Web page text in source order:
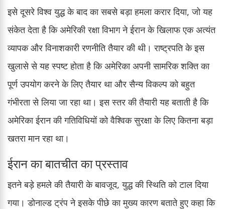
इसे दूसरे विश्व युद्ध के बाद का सबसे बड़ा हमला करार दिया, जो यह
संकेत देता है कि अमेरिकी रक्षा विभाग ने ईरान के खिलाफ एक अत्यंत
व्यापक और विनाशकारी रणनीति तैयार की थी। राष्ट्रपति के इस
खुलासे से यह स्पष्ट होता है कि अमेरिका अपनी सामरिक शक्ति का
पूर्ण उपयोग करने के लिए तैयार था और सैन्य विकल्प को बहुत
गंभीरता से लिया जा रहा था। इस स्तर की तैयारी यह बताती है कि
अमेरिका ईरान की गतिविधियों को वैश्विक सुरक्षा के लिए कितना बड़ा
खतरा मान रहा था।
ईरान का बातचीत का प्रस्ताव
इतने बड़े हमले की तैयारी के बावजूद, युद्ध की स्थिति को टाल दिया
गया। डोनाल्ड ट्रंप ने इसके पीछे का मुख्य कारण बताते हुए कहा कि